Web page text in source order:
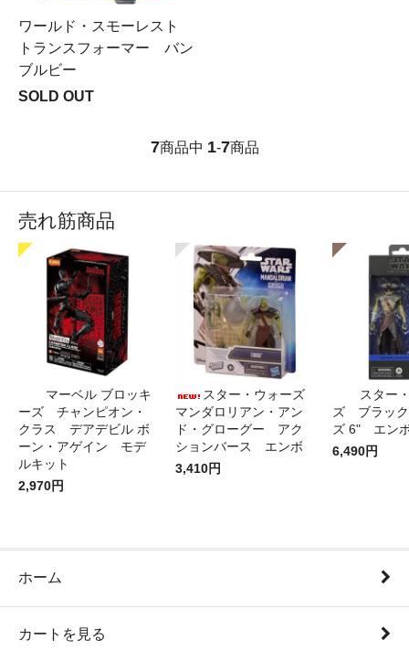
ワールド・スモーレスト
トランスフォーマー バン
ブルビー
SOLD OUT
7商品中 1-7商品
売れ筋商品
マーベル ブロッキ
ーズ チャンピオン・
クラス デアデビル ボ
ーン・アゲイン モデ
ルキット
2,970円
スター・ウォーズ
マンダロリアン・アン
ド・グローグー アク
ションバース エンボ
3,410円
スター
ズ ブラック
ズ 6" エン
6,490円
ホーム
カートを見る